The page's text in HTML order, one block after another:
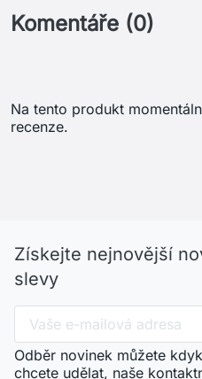
Komentáře (0)
Na tento produkt
recenze.
Získejte nejnovější
slevy
Odběr novinek můžete
chcete udělat, naše